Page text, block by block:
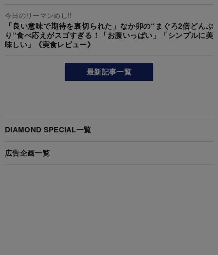
今日のリーマンめし!!
「良い意味で期待を裏切られた」なか卯の“まぐろ2倍どんぶ
り”食べ応えがスゴすぎる！「お腹いっぱい」「シンプルに美
味しい」《実食レビュー》
最新記事一覧
DIAMOND SPECIAL一覧
広告企画一覧